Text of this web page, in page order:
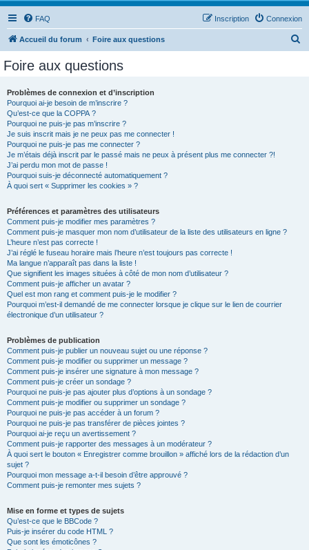
FAQ Connexion
Inscription
Accueil du forum Foire aux questions
Foire aux questions
Problèmes de connexion et d’inscription
Pourquoi ai-je besoin de m’inscrire ?
Qu’est-ce que la COPPA ?
Pourquoi ne puis-je pas m’inscrire ?
Je suis inscrit mais je ne peux pas me connecter !
Pourquoi ne puis-je pas me connecter ?
Je m’étais déjà inscrit par le passé mais ne peux à présent plus me connecter ?!
J’ai perdu mon mot de passe !
Pourquoi suis-je déconnecté automatiquement ?
À quoi sert « Supprimer les cookies » ?
Préférences et paramètres des utilisateurs
Comment puis-je modifier mes paramètres ?
Comment puis-je masquer mon nom d’utilisateur de la liste des utilisateurs en ligne ?
L’heure n’est pas correcte !
J’ai réglé le fuseau horaire mais l’heure n’est toujours pas correcte !
Ma langue n’apparaît pas dans la liste !
Que signifient les images situées à côté de mon nom d’utilisateur ?
Comment puis-je afficher un avatar ?
Quel est mon rang et comment puis-je le modifier ?
Pourquoi m’est-il demandé de me connecter lorsque je clique sur le lien de courrier
électronique d’un utilisateur ?
Problèmes de publication
Comment puis-je publier un nouveau sujet ou une réponse ?
Comment puis-je modifier ou supprimer un message ?
Comment puis-je insérer une signature à mon message ?
Comment puis-je créer un sondage ?
Pourquoi ne puis-je pas ajouter plus d’options à un sondage ?
Comment puis-je modifier ou supprimer un sondage ?
Pourquoi ne puis-je pas accéder à un forum ?
Pourquoi ne puis-je pas transférer de pièces jointes ?
Pourquoi ai-je reçu un avertissement ?
Comment puis-je rapporter des messages à un modérateur ?
À quoi sert le bouton « Enregistrer comme brouillon » affiché lors de la rédaction d’un
sujet ?
Pourquoi mon message a-t-il besoin d’être approuvé ?
Comment puis-je remonter mes sujets ?
Mise en forme et types de sujets
Qu’est-ce que le BBCode ?
Puis-je insérer du code HTML ?
Que sont les émoticônes ?